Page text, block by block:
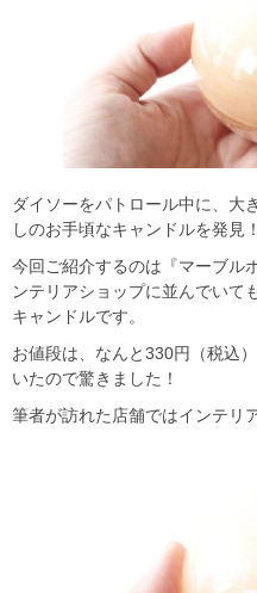
ダイソーをパトロール中に、大
しのお手頃なキャンドルを発見！
今回ご紹介するのは『マーブル
ンテリアショップに並んでいて
キャンドルです。
お値段は、なんと330円（税込
いたので驚きました！
筆者が訪れた店舗ではインテリ